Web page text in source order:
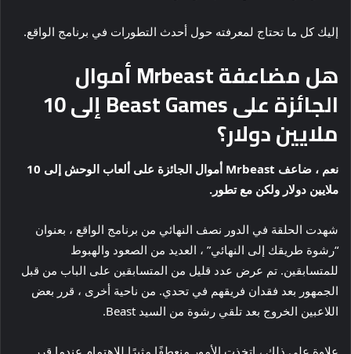
إليك كل ما تحتاج لمعرفته حول أحدث التطورات في برنامج الواقع.
هل مضاعفة Mrbeast أموال
الجائزة على Beast Games إلى 10
ملايين دولار؟
نعم ، ضاعف Mrbeast أموال الجائزة على ألعاب الوحش إلى 10
ملايين دولار ولكن مع تطور.
شهدت الحلقة في الدور نصف النهائي من برنامج الواقع ، بعنوان
“رشوة طريقك إلى النهائي” ، العديد من الصعود والهبوط
للمتسابقين. تم عرض عدد قليل من المتسابقين على الباب من قبل
الجمهور بعد فقدان فريقهم في تحدي. من ناحية أخرى ، قرر بعض
اللاعبين الخروج بعد تلقي رشوة من السيد Beast.